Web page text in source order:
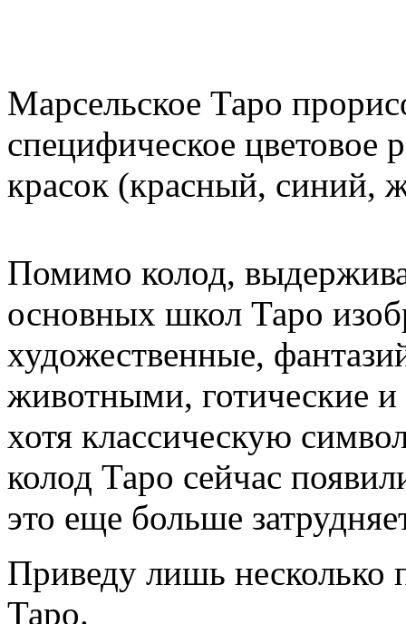
Марсельское Таро
специфическое
красок (красный, синий,
Помимо колод,
основных школ Таро
художественные,
животными, готические
хотя классическую
колод Таро сейчас
это еще больше
Приведу лишь несколько
Таро.